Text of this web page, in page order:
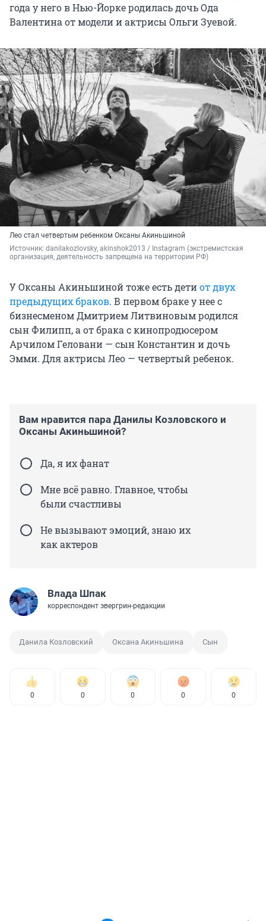
года у него в Нью-Йорке родилась дочь Ода
Валентина от модели и актрисы Ольги Зуевой.
Лео стал четвертым ребенком Оксаны Акиньшиной
Источник: danilakozlovsky, akinshok2013 / Instagram (экстремистская
организация, деятельность запрещена на территории РФ)
У Оксаны Акиньшиной тоже есть детиот двух
предыдущих браков. В первом браке у нее с
бизнесменом Дмитрием Литвиновым родился
сын Филипп, а от брака с кинопродюсером
Арчилом Геловани — сын Константин и дочь
Эмми. Для актрисы Лео — четвертый ребенок.
Вам нравится пара Данилы Козловского и
Оксаны Акиньшиной?
Да, я их фанат
Мне всё равно. Главное, чтобы
были счастливы
Не вызывают эмоций, знаю их
как актеров
Влада Шпак
корреспондент эвергрин-редакции
Данила Козловский Оксана Акиньшина Сын
0 0 0 0 0